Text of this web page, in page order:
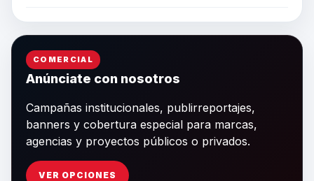
COMERCIAL
Anúnciate con nosotros
Campañas institucionales, publirreportajes,
banners y cobertura especial para marcas,
agencias y proyectos públicos o privados.
VER OPCIONES